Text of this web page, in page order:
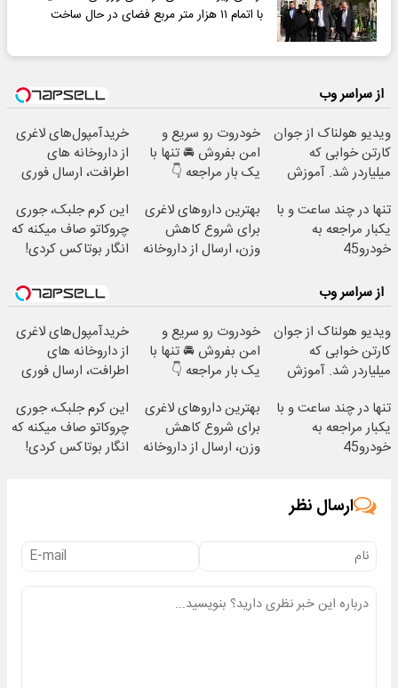
با اتمام ۱۱ هزار متر مربع فضای در حال ساخت
از سراسر وب
ویدیو هولناک از جوان
کارتن خوابی که
میلیاردر شد. آموزش
خودروت رو سریع و
امن بفروش 🚘 تنها با
یک بار مراجعه 👇
خریدآمپول‌های لاغری
از داروخانه های
اطرافت، ارسال فوری
تنها در چند ساعت و با
یکبار مراجعه به
خودرو45
بهترین داروهای لاغری
برای شروع کاهش
وزن، ارسال از داروخانه
این کرم جلبک، جوری
چروکاتو صاف میکنه که
انگار بوتاکس کردی!
از سراسر وب
ویدیو هولناک از جوان
کارتن خوابی که
میلیاردر شد. آموزش
خودروت رو سریع و
امن بفروش 🚘 تنها با
یک بار مراجعه 👇
خریدآمپول‌های لاغری
از داروخانه های
اطرافت، ارسال فوری
تنها در چند ساعت و با
یکبار مراجعه به
خودرو45
بهترین داروهای لاغری
برای شروع کاهش
وزن، ارسال از داروخانه
این کرم جلبک، جوری
چروکاتو صاف میکنه که
انگار بوتاکس کردی!
ارسال نظر